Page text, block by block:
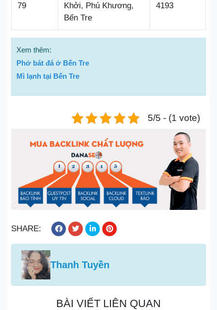
79
Khởi, Phú Khương,
Bến Tre
4193
Xem thêm:
Phở bát đá ở Bến Tre
Mì lạnh tại Bến Tre
5/5 - (1 vote)
SHARE:
Thanh Tuyền
BÀI VIẾT LIÊN QUAN